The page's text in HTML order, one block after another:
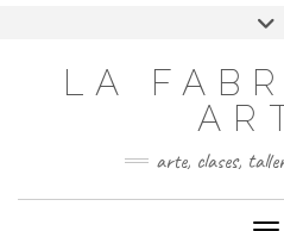
LA
arte, clases,